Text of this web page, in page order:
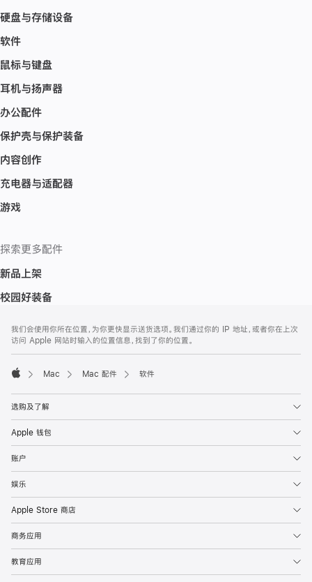
硬盘与存储设备
软件
鼠标与键盘
耳机与扬声器
办公配件
保护壳与保护装备
内容创作
充电器与适配器
游戏
探索更多配件
新品上架
校园好装备
页
页
脚
注
我们会使用你所在位置，为你更快显示送货选项。我们通过你的 IP 地址，或者你在上次
访问 Apple 网站时输入的位置信息，找到了你的位置。
Mac Mac 配件 软件
选购及了解
Apple 钱包
账户
娱乐
Apple Store 商店
商务应用
教育应用